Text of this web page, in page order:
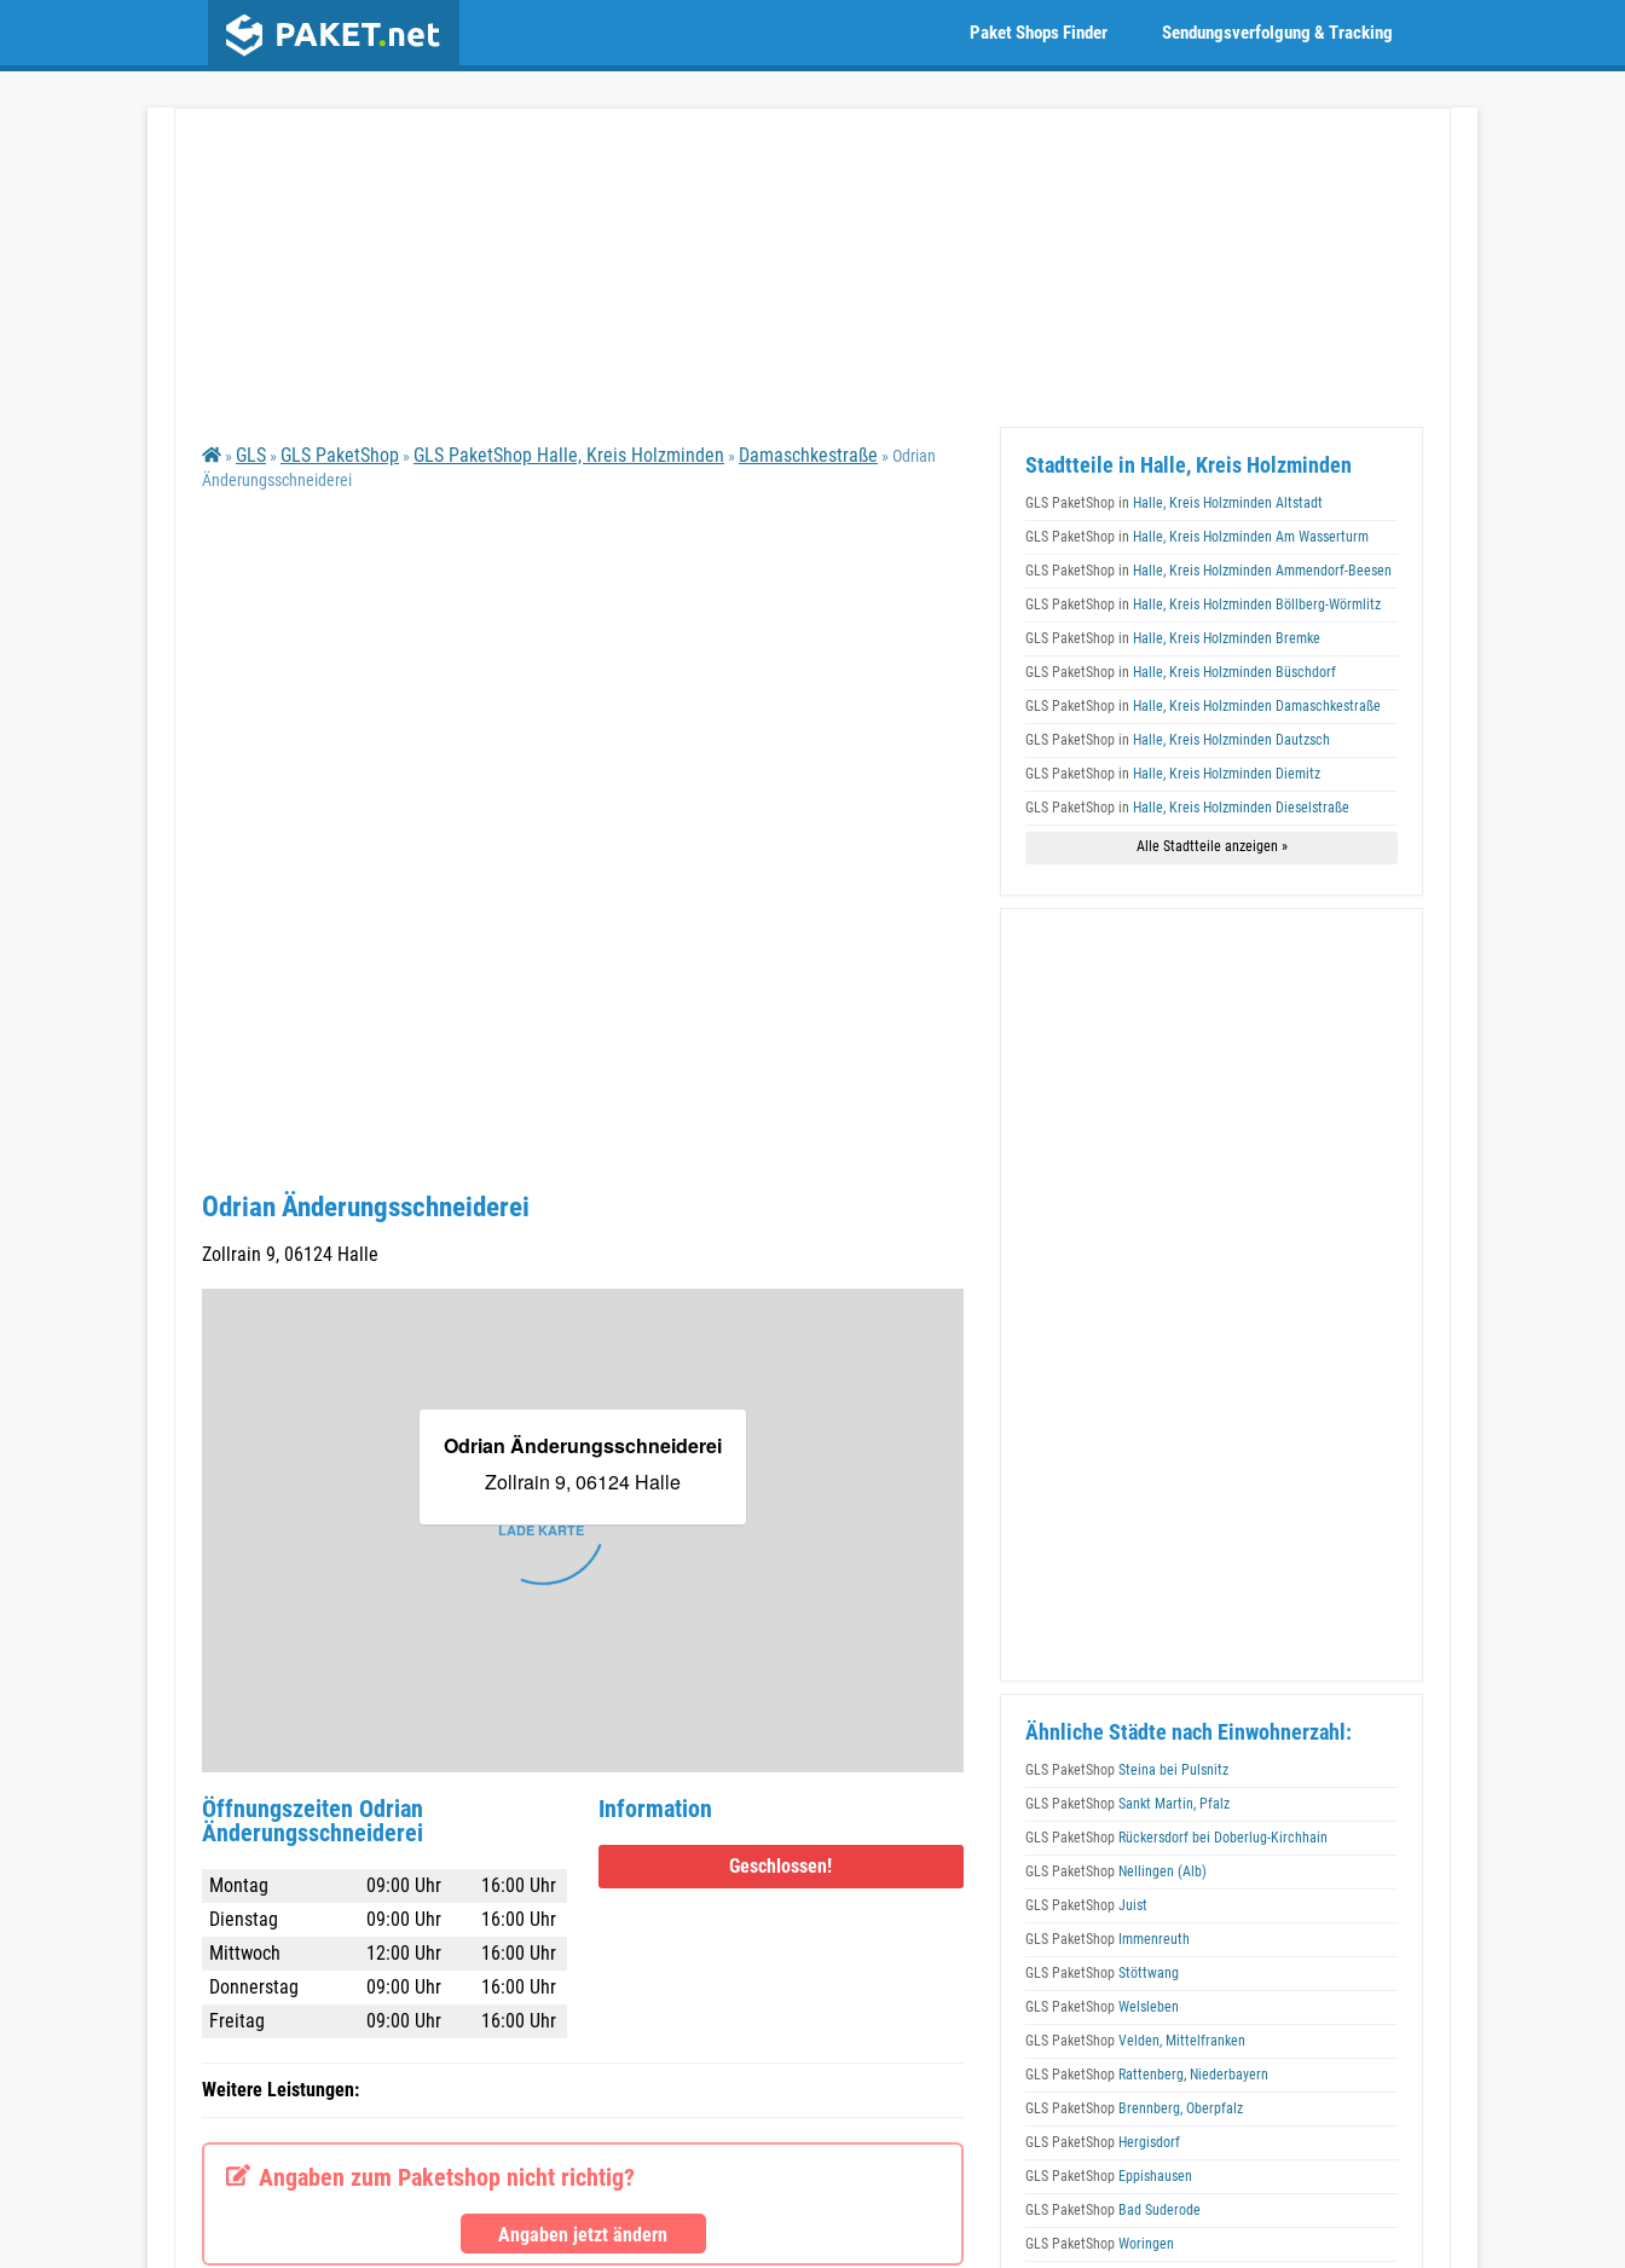
Sendungsverfolgung & Tracking
Paket Shops Finder
» GLS » GLS PaketShop » GLS PaketShop Halle, Kreis Holzminden » Damaschkestraße » Odrian
Änderungsschneiderei
Odrian Änderungsschneiderei
Zollrain 9, 06124 Halle
LADE KARTE
Odrian Änderungsschneiderei
Zollrain 9, 06124 Halle
Öffnungszeiten Odrian
Änderungsschneiderei
Montag 09:00 Uhr
16:00 Uhr
Dienstag
09:00 Uhr
16:00 Uhr
Mittwoch
12:00 Uhr
16:00 Uhr
Donnerstag
09:00 Uhr
16:00 Uhr
Freitag
09:00 Uhr 16:00 Uhr
Information
Geschlossen!
Weitere Leistungen:
Angaben zum Paketshop nicht richtig?
Angaben jetzt ändern
Stadtteile in Halle, Kreis Holzminden
GLS PaketShop in Halle, Kreis Holzminden Altstadt
GLS PaketShop in Halle, Kreis Holzminden Am Wasserturm
GLS PaketShop in Halle, Kreis Holzminden Ammendorf-Beesen
GLS PaketShop in Halle, Kreis Holzminden Böllberg-Wörmlitz
GLS PaketShop in Halle, Kreis Holzminden Bremke
GLS PaketShop in Halle, Kreis Holzminden Büschdorf
GLS PaketShop in Halle, Kreis Holzminden Damaschkestraße
GLS PaketShop in Halle, Kreis Holzminden Dautzsch
GLS PaketShop in Halle, Kreis Holzminden Diemitz
GLS PaketShop in Halle, Kreis Holzminden Dieselstraße
Alle Stadtteile anzeigen »
Ähnliche Städte nach Einwohnerzahl:
GLS PaketShop Steina bei Pulsnitz
GLS PaketShop Sankt Martin, Pfalz
GLS PaketShop Rückersdorf bei Doberlug-Kirchhain
GLS PaketShop Nellingen (Alb)
GLS PaketShop Juist
GLS PaketShop Immenreuth
GLS PaketShop Stöttwang
GLS PaketShop Welsleben
GLS PaketShop Velden, Mittelfranken
GLS PaketShop Rattenberg, Niederbayern
GLS PaketShop Brennberg, Oberpfalz
GLS PaketShop Hergisdorf
GLS PaketShop Eppishausen
GLS PaketShop Bad Suderode
GLS PaketShop Woringen